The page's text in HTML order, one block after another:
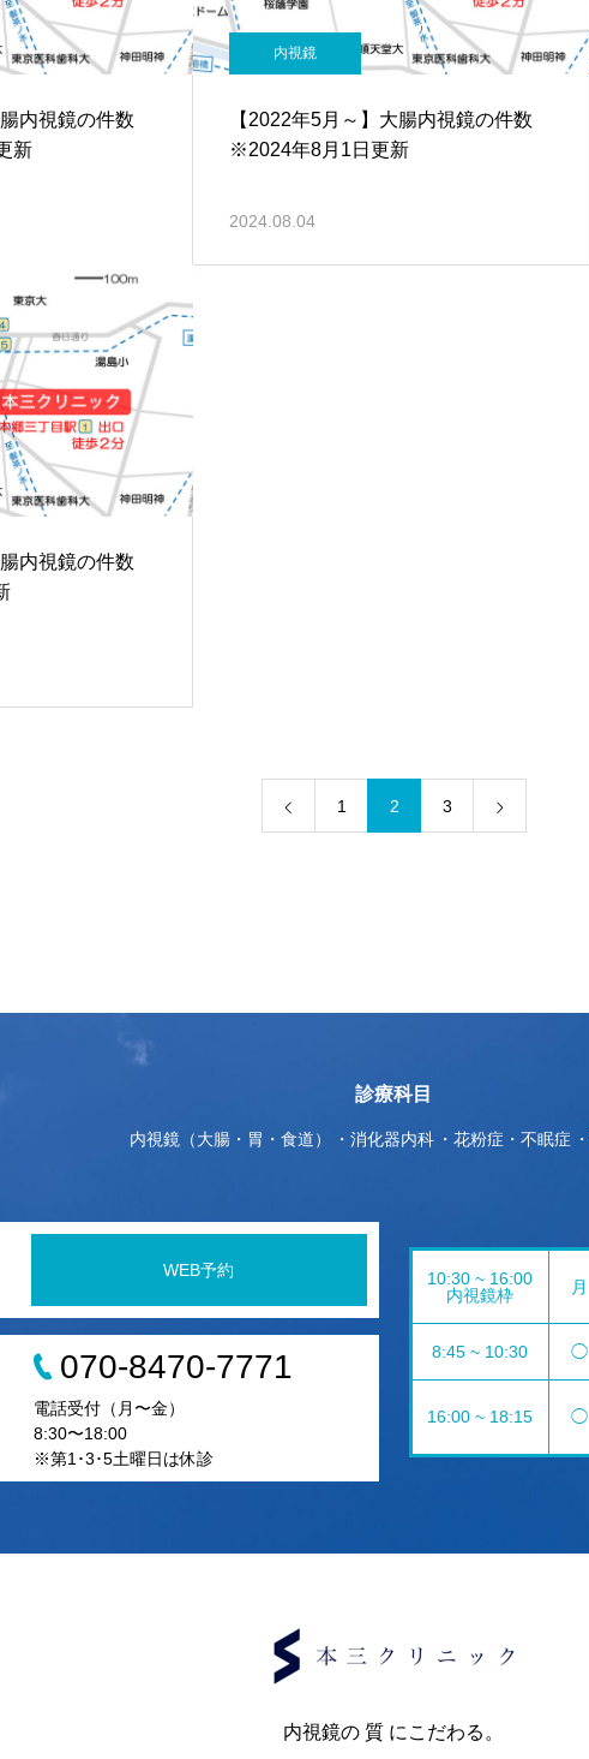
腸内視鏡の件数
新
内視鏡
【2022年5月～】大腸内視鏡の件数
※2024年8月1日更新
2024.08.04
腸内視鏡の件数
1 2 3
診療科目
内視鏡（大腸・胃・食道） 消化器内科 花粉症・不眠症
WEB予約
070-8470-7771
電話受付（月〜金）
8:30〜18:00
※第1･3･5土曜日は休診
10:30 ~ 16:00
内視鏡枠
月
8:45 ~ 10:30 ◯
16:00 ~ 18:15 ◯
内視鏡の 質 にこだわる。